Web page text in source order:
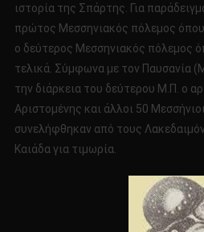
ιστορία της Σπάρτης. Για
πρώτος Μεσσηνιακός πόλεμος
ο δεύτερος Μεσσηνιακός πόλεμος
τελικά. Σύμφωνα με τον Παυσανία
την διάρκεια του δεύτερου Μ.Π. ο
Αριστομένης και άλλοι 50
συνελήφθηκαν από τους
Καιάδα για τιμωρία.